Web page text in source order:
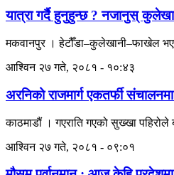
यात्रा गर्दै हुनुहुन्छ ? नजानुस्
मकवानपुर । हेटौँडा–कुलेखानी–फाखेल भएर
आश्विन २७ गते, २०८१ - १०:४३
अरनिको राजमार्ग एकतर्फी
काठमाडौं । गएराति गएको सुख्खा
आश्विन २७ गते, २०८१ - ०९:०१